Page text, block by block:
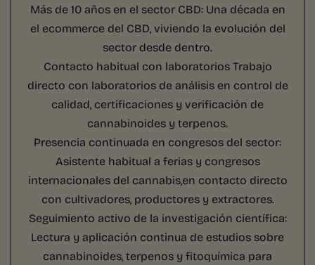
Más de 10 años en el sector CBD:Una década en
el ecommerce del CBD, viviendo la evolución del
sector desde dentro.
Contacto habitual con laboratoriosTrabajo
directo con laboratorios de análisis en control de
calidad, certificaciones y verificación de
cannabinoides y terpenos.
Presencia continuada en congresos del sector:
Asistente habitual a ferias y congresos
internacionales del cannabis,en contacto directo
con cultivadores, productores y extractores.
Seguimiento activo de la investigación científica:
Lectura y aplicación continua de estudios sobre
cannabinoides, terpenos y fitoquímica para